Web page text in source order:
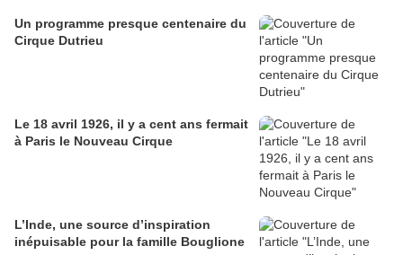
Un programme presque centenaire du
Cirque Dutrieu
Le 18 avril 1926, il y a cent ans fermait
à Paris le Nouveau Cirque
L’Inde, une source d’inspiration
inépuisable pour la famille Bouglione